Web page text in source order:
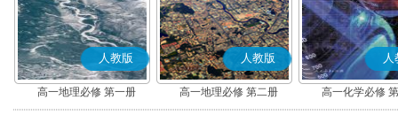
人教版
高一地理必修 第一册
人教版
高一地理必修 第二册
人
高一化学必修